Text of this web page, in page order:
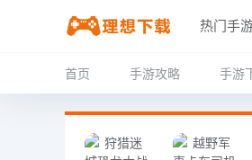
热门手
首页 手游攻略 手游